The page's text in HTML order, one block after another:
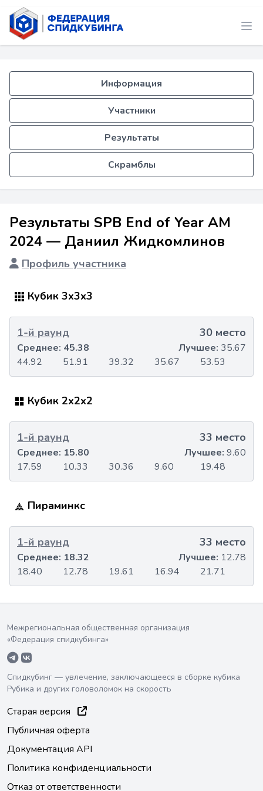
Информация
Участники
Результаты
Скрамблы
Результаты SPB End of Year AM
2024 — Даниил Жидкомлинов
Профиль участника
Кубик 3x3x3
1-й раунд 30 место
44.92 51.91 39.32 35.67 53.53
Среднее: 45.38 Лучшее: 35.67
Кубик 2x2x2
1-й раунд 33 место
17.59 10.33 30.36 9.60 19.48
Среднее: 15.80 Лучшее: 9.60
Пираминкс
1-й раунд 33 место
18.40 12.78 19.61 16.94 21.71
Среднее: 18.32 Лучшее: 12.78
Межрегиональная общественная организация
«Федерация спидкубинга»
Спидкубинг — увлечение, заключающееся в сборке кубика
Рубика и других головоломок на скорость
Старая версия
Публичная оферта
Документация API
Политика конфиденциальности
Отказ от ответственности